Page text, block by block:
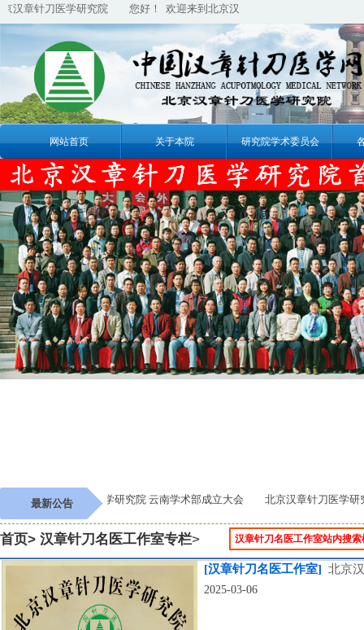
章针刀医学研究院 您好！ 欢迎来到北京汉章针刀医学研究院
网站首页 关于本院 研究院学术委员会
北京汉章针刀医学研究院 云南学术部成立大会 北京汉章针刀医学研究
最新公告
首页> 汉章针刀名医工作室专栏>
[汉章针刀名医工作室] 北京
2025-03-06